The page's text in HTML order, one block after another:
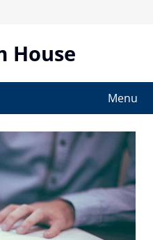
House
Menu